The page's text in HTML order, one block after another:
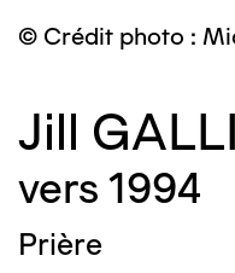
© Crédit photo :
Jill
vers 1994
Prière